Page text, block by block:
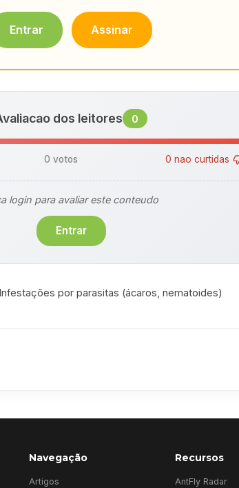
Entrar Assinar
dos leitores 0
0 votos 0 nao curtidas
login para avaliar este conteudo
Entrar
Infestações por parasitas (ácaros, nematoides)
Navegação
Artigos
Recursos
AntFly Radar